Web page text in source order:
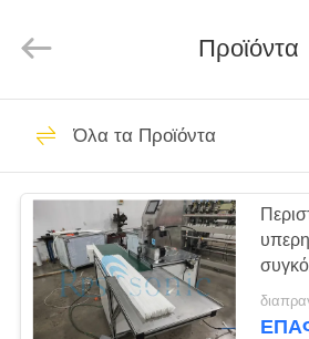
ΣΠΊΤΙ
ΠΡΟΪΌΝΤΑ
ΠΕΡΊΠΟΥ
ΕΜΕΊΣ
Ltd..
Εργαλείο
υπερηχητικής
συγκόλλησης
Προϊόντα
Όλα τα Προϊόντα